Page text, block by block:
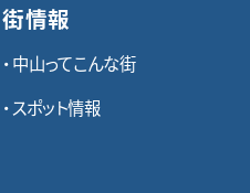
街情報
中山ってこんな街
スポット情報